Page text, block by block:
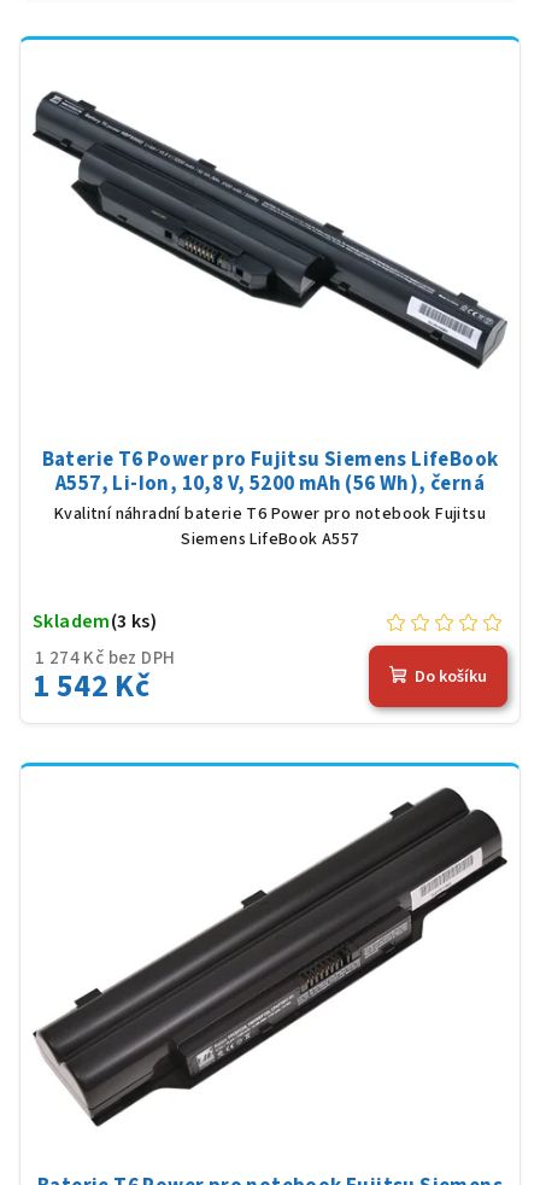
Baterie T6 Power pro Fujitsu Siemens LifeBook
A557, Li-Ion, 10,8 V, 5200 mAh (56 Wh), černá
Kvalitní náhradní baterie T6 Power pro notebook Fujitsu
Siemens LifeBook A557
1 274 Kč bez DPH
1 542 Kč
Skladem(3 ks)
Do košíku